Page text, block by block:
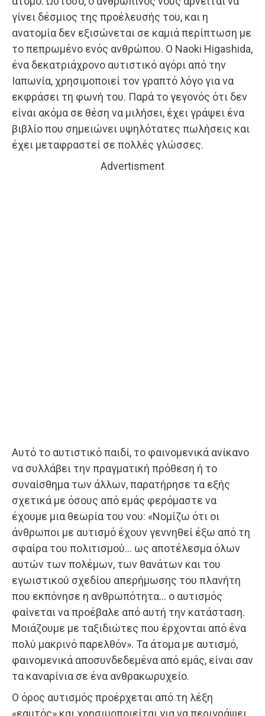
γίνει δέσμιος της προέλευσής του, και η
ανατομία δεν εξισώνεται σε καμιά περίπτωση με
το πεπρωμένο ενός ανθρώπου. Ο Naoki Higashida,
ένα δεκατριάχρονο αυτιστικό αγόρι από την
Ιαπωνία, χρησιμοποιεί τον γραπτό λόγο για να
εκφράσει τη φωνή του. Παρά το γεγονός ότι δεν
είναι ακόμα σε θέση να μιλήσει, έχει γράψει ένα
βιβλίο που σημειώνει υψηλότατες πωλήσεις και
έχει μεταφραστεί σε πολλές γλώσσες.
Advertisment
Αυτό το αυτιστικό παιδί, το φαινομενικά ανίκανο
να συλλάβει την πραγματική πρόθεση ή το
συναίσθημα των άλλων, παρατήρησε τα εξής
σχετικά με όσους από εμάς φερόμαστε να
έχουμε μια θεωρία του νου: «Νομίζω ότι οι
άνθρωποι με αυτισμό έχουν γεννηθεί έξω από τη
σφαίρα του πολιτισμού… ως αποτέλεσμα όλων
αυτών των πολέμων, των θανάτων και του
εγωιστικού σχεδίου απερήμωσης του πλανήτη
που εκπόνησε η ανθρωπότητα… ο αυτισμός
φαίνεται να προέβαλε από αυτή την κατάσταση.
Μοιάζουμε με ταξιδιώτες που έρχονται από ένα
πολύ μακρινό παρελθόν». Τα άτομα με αυτισμό,
φαινομενικά αποσυνδεδεμένα από εμάς, είναι σαν
τα καναρίνια σε ένα ανθρακωρυχείο.
Ο όρος αυτισμός προέρχεται από τη λέξη
«εαυτός» και χρησιμοποιείται για να περιγράψει